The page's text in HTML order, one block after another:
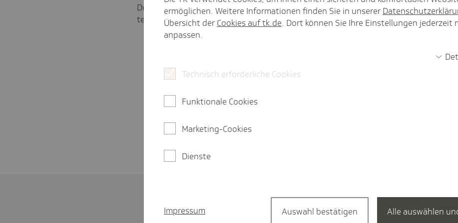
Dürfen meine Mitar­bei­tenden Kinder­kran­ken­geld­tage des jeweils anderen Eltern­
teils auf sich selbst über­tragen und umge­kehrt?
ermöglichen. Weitere Informationen finden Sie in unserer
Übersicht der Cookies auf tk.de. Dort können Sie Ihre Einstellungen jederzeit
anpassen.
Technisch erforderliche Cookies
Funktionale Cookies
Marketing-Cookies
Dienste
Impressum Auswahl bestätigen Alle auswählen